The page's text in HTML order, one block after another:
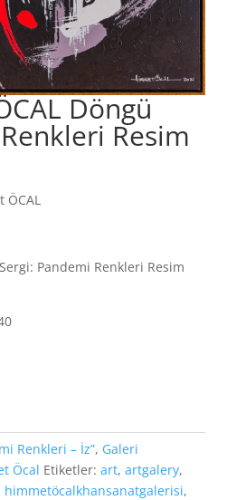
Döngü
Resim
ÖCAL
Pandemi Renkleri Resim
Renkleri – İz”, Galeri
Öcal Etiketler: art, artgalery,
himmetöcalkhansanatgalerisi,